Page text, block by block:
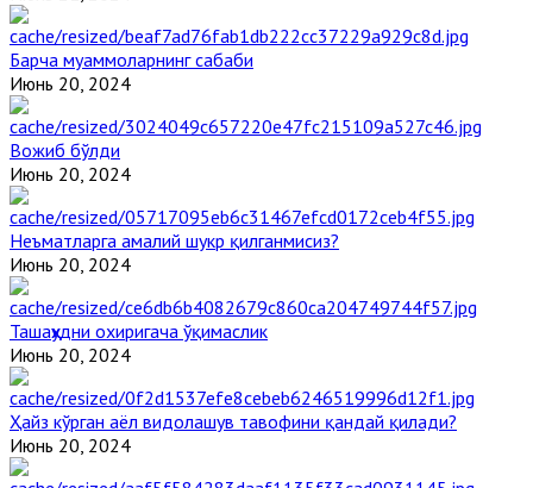
Барча муаммоларнинг сабаби
Июнь 20, 2024
Вожиб бўлди
Июнь 20, 2024
Неъматларга амалий шукр қилганмисиз?
Июнь 20, 2024
Ташаҳҳудни охиригача ўқимаслик
Июнь 20, 2024
Ҳайз кўрган аёл видолашув тавофини қандай қилади?
Июнь 20, 2024